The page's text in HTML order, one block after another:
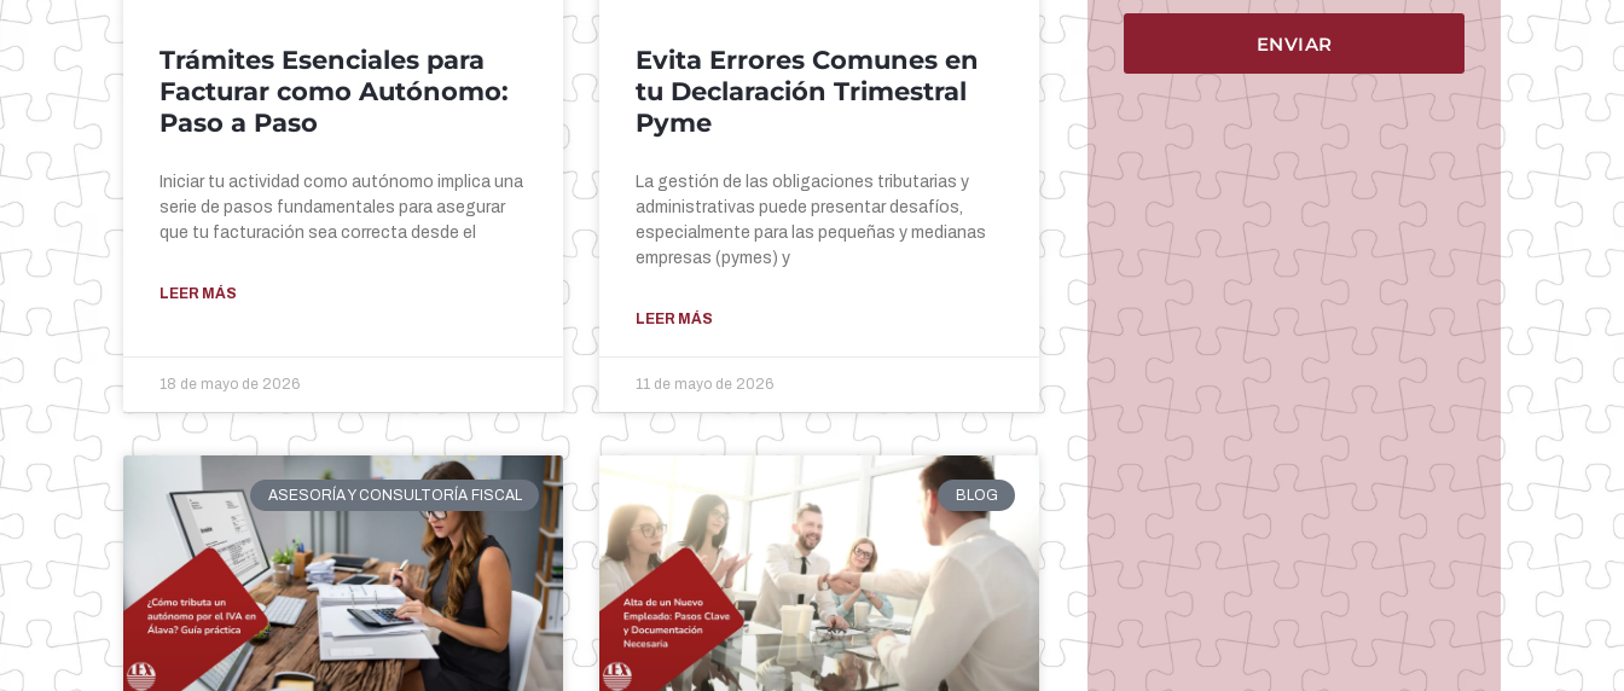
Trámites Esenciales para
Facturar como Autónomo:
Paso a Paso
Iniciar tu actividad como autónomo implica una
serie de pasos fundamentales para asegurar
que tu facturación sea correcta desde el
LEER MÁS
18 de mayo de 2026
Evita Errores Comunes en
tu Declaración Trimestral
Pyme
La gestión de las obligaciones tributarias y
administrativas puede presentar desafíos,
especialmente para las pequeñas y medianas
empresas (pymes) y
LEER MÁS
11 de mayo de 2026
ASESORÍA Y CONSULTORÍA FISCAL BLOG
ENVIAR